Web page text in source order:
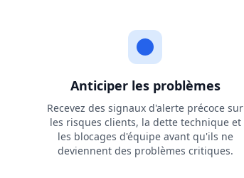
Anticiper les problèmes
Recevez des signaux d'alerte précoce sur
les risques clients, la dette technique et
les blocages d'équipe avant qu'ils ne
deviennent des problèmes critiques.